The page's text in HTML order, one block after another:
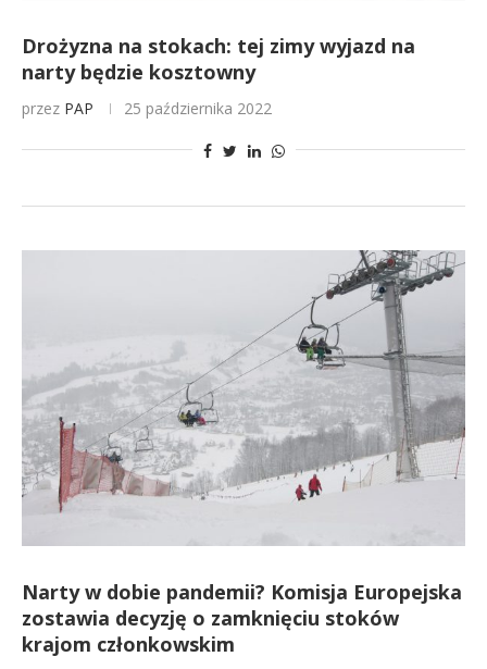
Drożyzna na stokach: tej zimy wyjazd na
narty będzie kosztowny
przez PAP 25 października 2022
Narty w dobie pandemii? Komisja Europejska
zostawia decyzję o zamknięciu stoków
krajom członkowskim